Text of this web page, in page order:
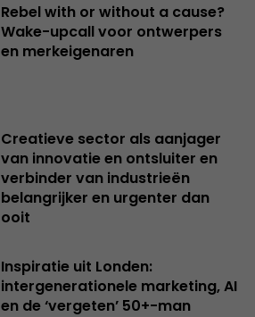
Rebel with or without a cause?
Wake-upcall voor ontwerpers
en merkeigenaren
Creatieve sector als aanjager
van innovatie en ontsluiter en
verbinder van industrieën
belangrijker en urgenter dan
ooit
Inspiratie uit Londen:
intergenerationele marketing, AI
en de ‘vergeten’ 50+-man